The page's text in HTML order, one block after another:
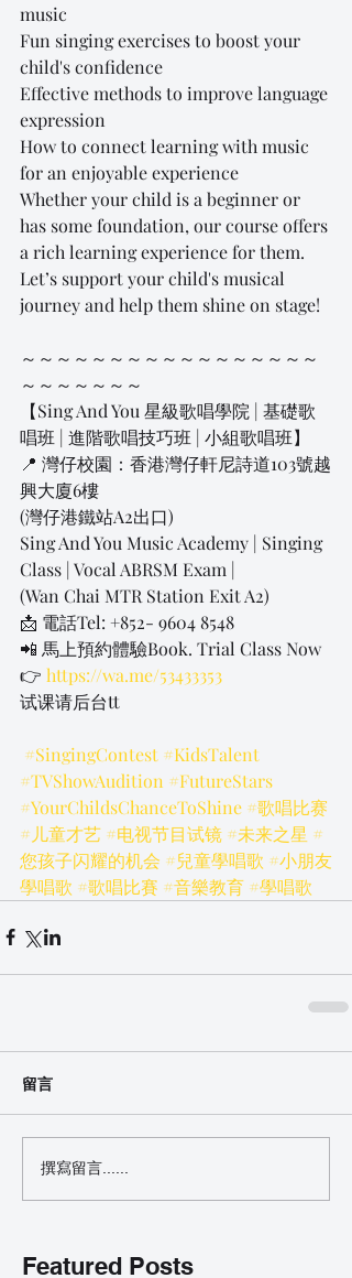
music
Fun singing exercises to boost your
child's confidence
Effective methods to improve language
expression
How to connect learning with music
for an enjoyable experience
Whether your child is a beginner or
has some foundation, our course offers
a rich learning experience for them.
Let’s support your child's musical
journey and help them shine on stage!
～～～～～～～～～～～～～～～～～
～～～～～～～
【Sing And You 星級歌唱學院 | 基礎歌
唱班 | 進階歌唱技巧班 | 小組歌唱班】
📍 灣仔校園：香港灣仔軒尼詩道103號越
興大廈6樓
(灣仔港鐵站A2出口)
Sing And You Music Academy | Singing
Class | Vocal ABRSM Exam |
(Wan Chai MTR Station Exit A2)
📩 電話Tel: +852- 9604 8548
📲 馬上預約體驗Book. Trial Class Now
👉 https://wa.me/53433353
试课请后台tt
#SingingContest #KidsTalent
#TVShowAudition #FutureStars
#YourChildsChanceToShine #歌唱比赛
#儿童才艺 #电视节目试镜 #未来之星 #
您孩子闪耀的机会 #兒童學唱歌 #小朋友
學唱歌 #歌唱比賽 #音樂教育 #學唱歌
留言
撰寫留言......
Featured Posts